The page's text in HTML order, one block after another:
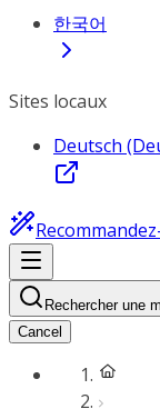
한국어
Sites locaux
Deutsch
Rechercher une
Cancel